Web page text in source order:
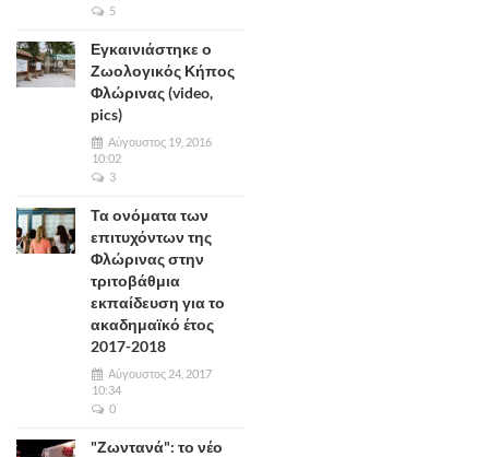
5
Εγκαινιάστηκε ο
Ζωολογικός Κήπος
Φλώρινας (video,
pics)
Αύγουστος 19, 2016
10:02
3
Τα ονόματα των
επιτυχόντων της
Φλώρινας στην
τριτοβάθμια
εκπαίδευση για το
ακαδημαϊκό έτος
2017-2018
Αύγουστος 24, 2017
10:34
0
"Ζωντανά": το νέο